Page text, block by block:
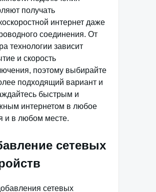
получать
интернет даже
соединения. От
технологии зависит
и скорость
поэтому выбирайте
подходящий вариант и
быстрым и
интернетом в любое
и в любом месте.
сетевых
сетевых